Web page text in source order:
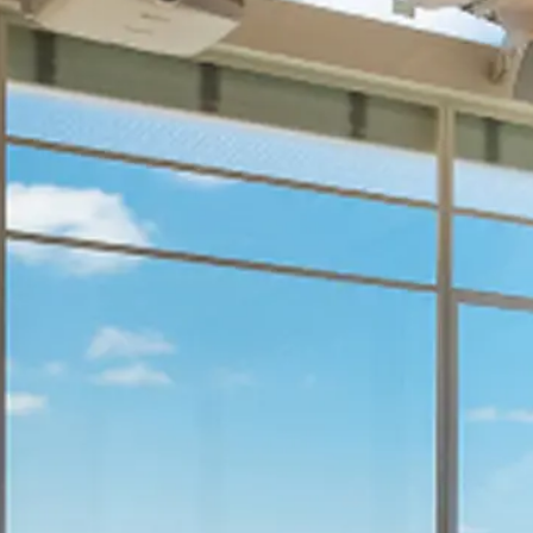
לשיחת ייעוץ ללא התחייבות
1-700-721-000